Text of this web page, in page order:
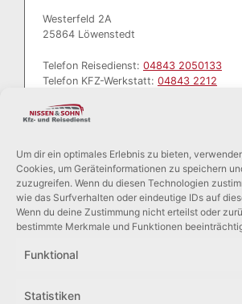
Um dir ein optimales Erlebnis zu bieten,
Cookies, um Geräteinformationen zu speichern
zuzugreifen. Wenn du diesen Technologien
wie das Surfverhalten oder eindeutige IDs auf
Wenn du deine Zustimmung nicht erteilst oder
bestimmte Merkmale und Funktionen
Funktional
Statistiken
Westerfeld 2A
25864 Löwenstedt
Telefon Reisedienst: 04843 2050133
Telefon KFZ-Werkstatt: 04843 2212
E Mail:info@bus-nissen.de
Werkstatt: 07:30 – 12:00 Uhr und 13:00
Büro: 07:30 – 12:00 Uhr und 13:00 –
…für Sie vor Ort und telefonisch